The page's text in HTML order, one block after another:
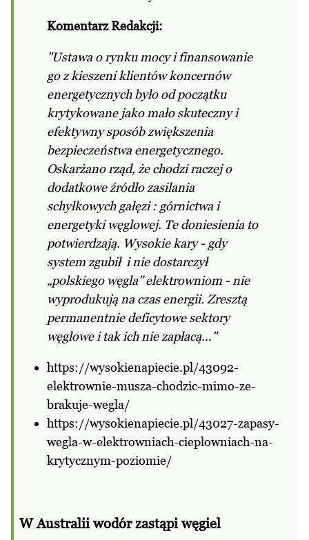
Komentarz Redakcji:
"Ustawa o rynku mocy i finansowanie
go z kieszeni klientów koncernów
energetycznych było od początku
krytykowane jako mało skuteczny i
efektywny sposób zwiększenia
bezpieczeństwa energetycznego.
Oskarżano rząd, że chodzi raczej o
dodatkowe źródło zasilania
schyłkowych gałęzi : górnictwa i
energetyki węglowej. Te doniesienia to
potwierdzają. Wysokie kary - gdy
system zgubił i nie dostarczył
„polskiego węgla” elektrowniom - nie
wyprodukują na czas energii. Zresztą
permanentnie deficytowe sektory
węglowe i tak ich nie zapłacą…"
https://wysokienapiecie.pl/43092-
elektrownie-musza-chodzic-mimo-ze-
brakuje-wegla/
https://wysokienapiecie.pl/43027-zapasy-
wegla-w-elektrowniach-cieplowniach-na-
krytycznym-poziomie/
W Australii wodór zastąpi węgiel